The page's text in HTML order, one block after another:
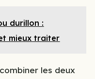
durillon :
mieux traiter
les deux